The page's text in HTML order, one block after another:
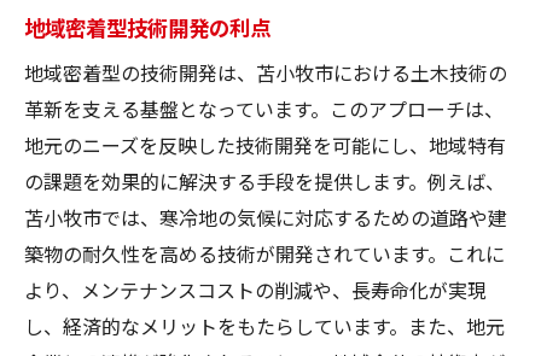
地域密着型技術開発の利点
地域密着型の技術開発は、苫小牧市における土木技術の
革新を支える基盤となっています。このアプローチは、
地元のニーズを反映した技術開発を可能にし、地域特有
の課題を効果的に解決する手段を提供します。例えば、
苫小牧市では、寒冷地の気候に対応するための道路や建
築物の耐久性を高める技術が開発されています。これに
より、メンテナンスコストの削減や、長寿命化が実現
し、経済的なメリットをもたらしています。また、地元